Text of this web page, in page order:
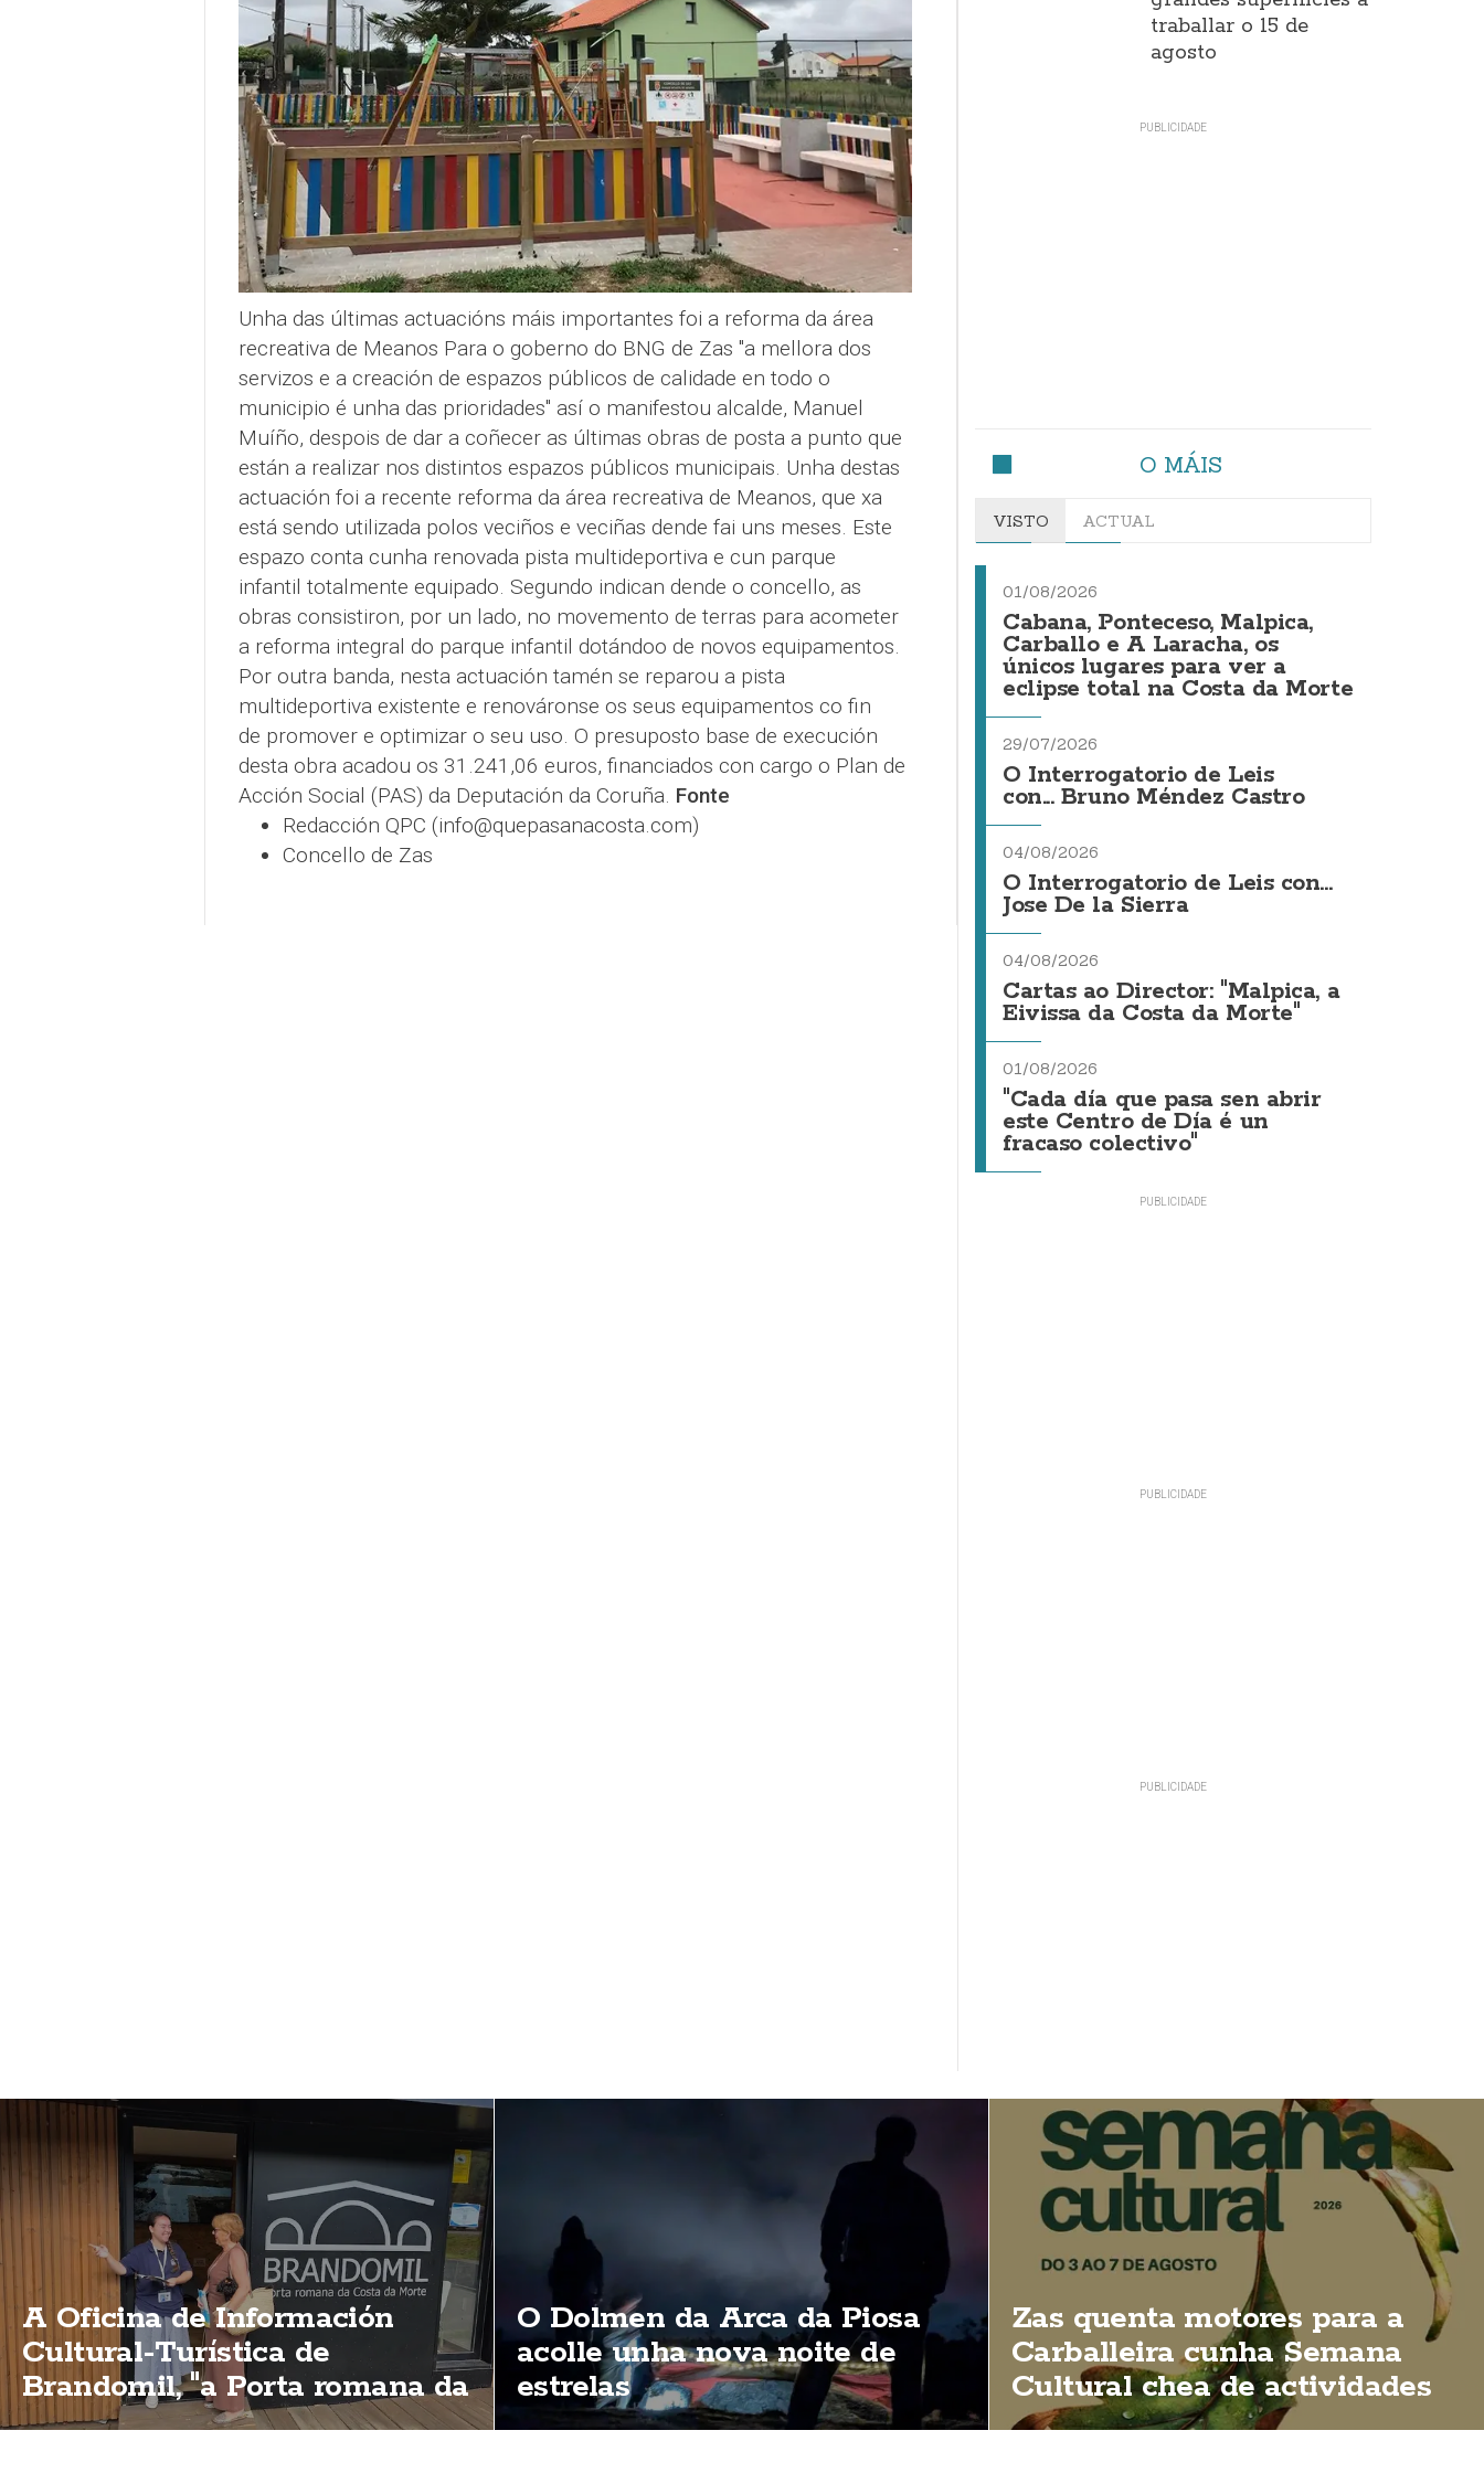
Unha das últimas actuacións máis importantes foi a reforma da área
recreativa de Meanos Para o goberno do BNG de Zas "a mellora dos
servizos e a creación de espazos públicos de calidade en todo o
municipio é unha das prioridades" así o manifestou alcalde, Manuel
Muíño, despois de dar a coñecer as últimas obras de posta a punto que
están a realizar nos distintos espazos públicos municipais. Unha destas
actuación foi a recente reforma da área recreativa de Meanos, que xa
está sendo utilizada polos veciños e veciñas dende fai uns meses. Este
espazo conta cunha renovada pista multideportiva e cun parque
infantil totalmente equipado. Segundo indican dende o concello, as
obras consistiron, por un lado, no movemento de terras para acometer
a reforma integral do parque infantil dotándoo de novos equipamentos.
Por outra banda, nesta actuación tamén se reparou a pista
multideportiva existente e renováronse os seus equipamentos co fin
de promover e optimizar o seu uso. O presuposto base de execución
desta obra acadou os 31.241,06 euros, financiados con cargo o Plan de
Acción Social (PAS) da Deputación da Coruña. Fonte
Redacción QPC (info@quepasanacosta.com)
Concello de Zas
traballar o 15 de
agosto
O MÁIS
VISTO ACTUAL
01/08/2026
Cabana, Ponteceso, Malpica,
Carballo e A Laracha, os
únicos lugares para ver a
eclipse total na Costa da Morte
29/07/2026
O Interrogatorio de Leis
con... Bruno Méndez Castro
04/08/2026
O Interrogatorio de Leis con...
Jose De la Sierra
04/08/2026
Cartas ao Director: "Malpica, a
Eivissa da Costa da Morte"
01/08/2026
"Cada día que pasa sen abrir
este Centro de Día é un
fracaso colectivo"
A Oficina de Información
Cultural-Turística de
Brandomil, "a Porta romana da
Costa da Morte"
O Dolmen da Arca da Piosa
acolle unha nova noite de
estrelas
Zas quenta motores para a
Carballeira cunha Semana
Cultural chea de actividades